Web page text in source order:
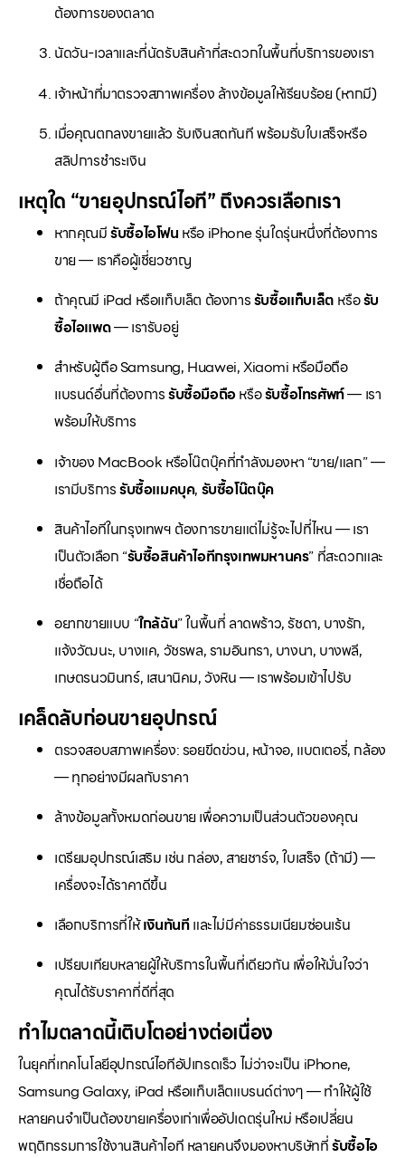
ต้องการของตลาด
นัดวัน-เวลาและที่นัดรับสินค้าที่สะดวกในพื้นที่บริการของเรา
เจ้าหน้าที่มาตรวจสภาพเครื่อง ล้างข้อมูลให้เรียบร้อย (หากมี)
เมื่อคุณตกลงขายแล้ว รับเงินสดทันที พร้อมรับใบเสร็จหรือ
สลิปการชำระเงิน
เหตุใด “ขายอุปกรณ์ไอที” ถึงควรเลือกเรา
หากคุณมีรับซื้อไอโฟน หรือ iPhone รุ่นใดรุ่นหนึ่งที่ต้องการ
ขาย — เราคือผู้เชี่ยวชาญ
ถ้าคุณมี iPad หรือแท็บเล็ต ต้องการรับซื้อแท็บเล็ต หรือรับ
ซื้อไอแพด— เรารับอยู่
สำหรับผู้ถือ Samsung, Huawei, Xiaomi หรือมือถือ
แบรนด์อื่นที่ต้องการรับซื้อมือถือหรือรับซื้อโทรศัพท์— เรา
พร้อมให้บริการ
เจ้าของ MacBook หรือโน๊ตบุ๊คที่กำลังมองหา “ขาย/แลก” —
เรามีบริการรับซื้อแมคบุค, รับซื้อโน๊ตบุ๊ค
สินค้าไอทีในกรุงเทพฯ ต้องการขายแต่ไม่รู้จะไปที่ไหน — เรา
เป็นตัวเลือก “รับซื้อสินค้าไอทีกรุงเทพมหานคร” ที่สะดวกและ
เชื่อถือได้
อยากขายแบบ “ใกล้ฉัน” ในพื้นที่ ลาดพร้าว, รัชดา, บางรัก,
แจ้งวัฒนะ, บางแค, วัชรพล, รามอินทรา, บางนา, บางพลี,
เกษตรนวมินทร์, เสนานิคม, วังหิน — เราพร้อมเข้าไปรับ
เคล็ดลับก่อนขายอุปกรณ์
ตรวจสอบสภาพเครื่อง: รอยขีดข่วน, หน้าจอ, แบตเตอรี่, กล้อง
— ทุกอย่างมีผลกับราคา
ล้างข้อมูลทั้งหมดก่อนขาย เพื่อความเป็นส่วนตัวของคุณ
เตรียมอุปกรณ์เสริม เช่น กล่อง, สายชาร์จ, ใบเสร็จ (ถ้ามี) —
เครื่องจะได้ราคาดีขึ้น
เลือกบริการที่ให้เงินทันทีและไม่มีค่าธรรมเนียมซ่อนเร้น
เปรียบเทียบหลายผู้ให้บริการในพื้นที่เดียวกัน เพื่อให้มั่นใจว่า
คุณได้รับราคาที่ดีที่สุด
ทำไมตลาดนี้เติบโตอย่างต่อเนื่อง
ในยุคที่เทคโนโลยีอุปกรณ์ไอทีอัปเกรดเร็ว ไม่ว่าจะเป็น iPhone,
Samsung Galaxy, iPad หรือแท็บเล็ตแบรนด์ต่างๆ — ทำให้ผู้ใช้
หลายคนจำเป็นต้องขายเครื่องเก่าเพื่ออัปเดตรุ่นใหม่ หรือเปลี่ยน
พฤติกรรมการใช้งานสินค้าไอที หลายคนจึงมองหาบริษัทที่รับซื้อไอ